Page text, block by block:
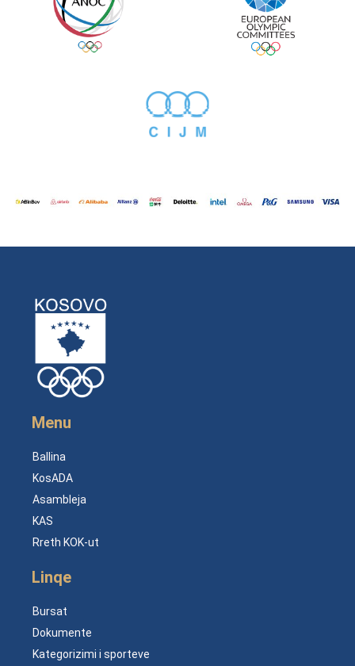
Menu
Ballina
KosADA
Asambleja
KAS
Rreth KOK-ut
Linqe
Bursat
Dokumente
Kategorizimi i sporteve